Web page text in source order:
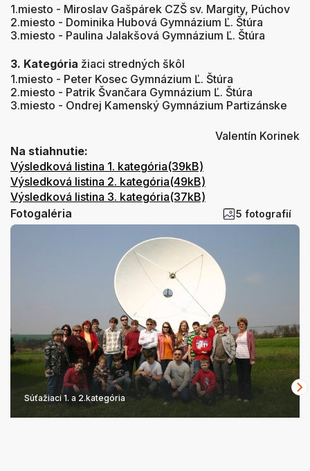
1.miesto - Miroslav Gašpárek CZŠ sv. Margity, Púchov
2.miesto - Dominika Hubová Gymnázium Ľ. Štúra
3.miesto - Paulina Jalakšová Gymnázium Ľ. Štúra
3. Kategória žiaci stredných škôl
1.miesto - Peter Kosec Gymnázium Ľ. Štúra
2.miesto - Patrik Švančara Gymnázium Ľ. Štúra
3.miesto - Ondrej Kamenský Gymnázium Partizánske
Valentín Korinek
Na stiahnutie:
Výsledková listina 1. kategória(39kB)
Výsledková listina 2. kategória(49kB)
Výsledková listina 3. kategória(37kB)
Fotogaléria
5 fotografií
Súťažiaci 1. a 2.kategória